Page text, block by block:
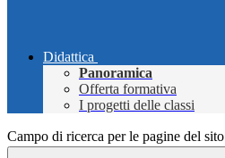
Didattica
Panoramica
Offerta formativa
I progetti delle classi
Campo di ricerca per le pagine del sito